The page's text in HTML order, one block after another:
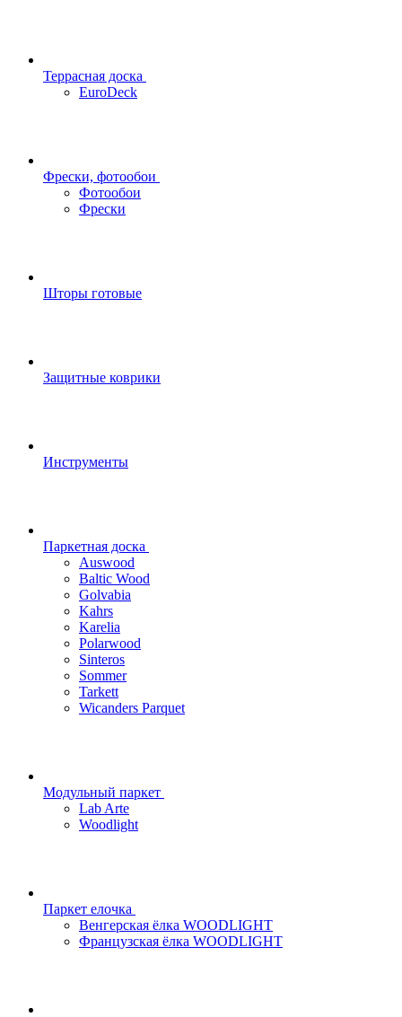
Террасная доска
EuroDeck
Фрески, фотообои
Фотообои
Фрески
Шторы готовые
Защитные коврики
Инструменты
Паркетная доска
Auswood
Baltic Wood
Golvabia
Kahrs
Karelia
Polarwood
Sinteros
Sommer
Tarkett
Wicanders Parquet
Модульный паркет
Lab Arte
Woodlight
Паркет елочка
Венгерская ёлка WOODLIGHT
Французская ёлка WOODLIGHT